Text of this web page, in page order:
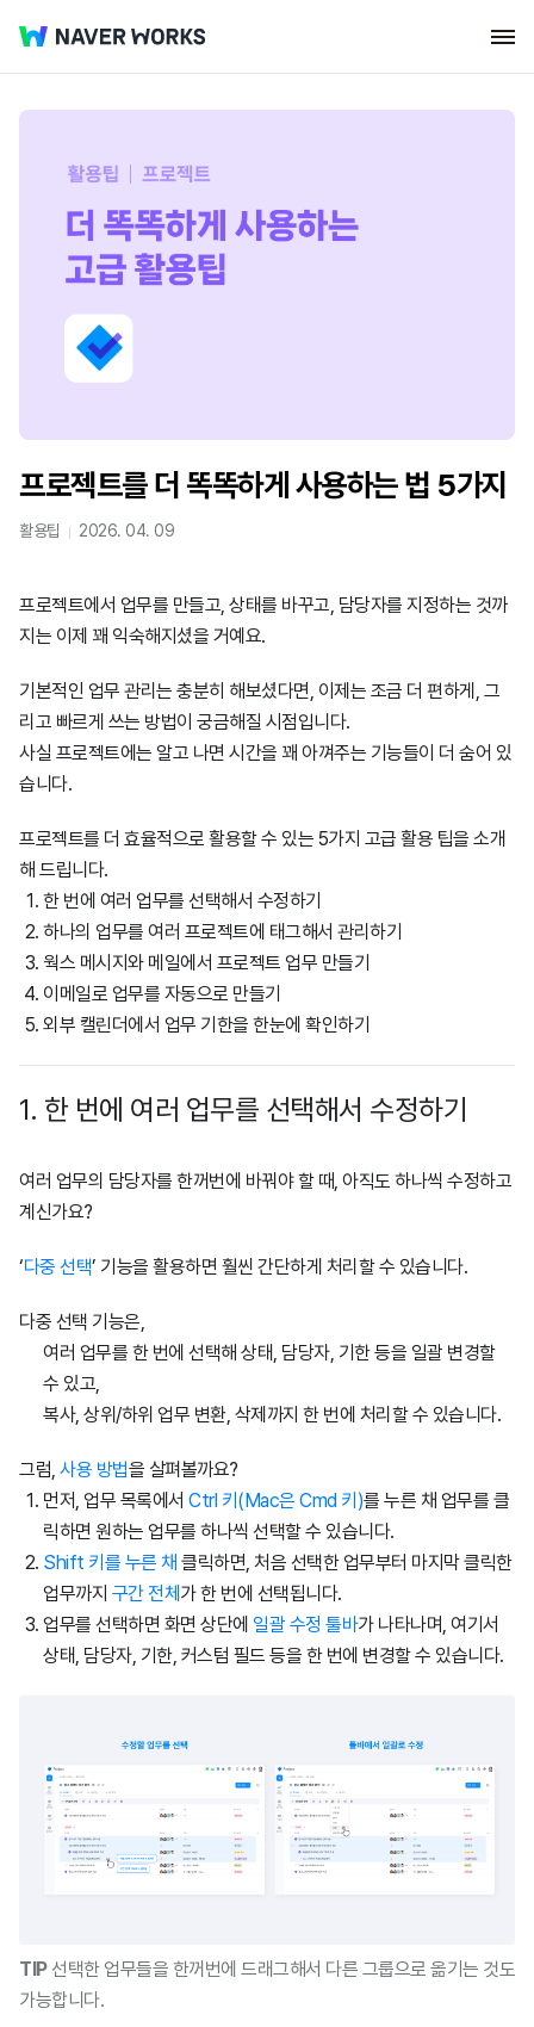
프로젝트를 더 똑똑하게 사용하는 법 5가지
활용팁 2026. 04. 09
프로젝트에서 업무를 만들고, 상태를 바꾸고, 담당자를 지정하는 것까
지는 이제 꽤 익숙해지셨을 거예요.
기본적인 업무 관리는 충분히 해보셨다면, 이제는 조금 더 편하게, 그
리고 빠르게 쓰는 방법이 궁금해질 시점입니다.
사실 프로젝트에는 알고 나면 시간을 꽤 아껴주는 기능들이 더 숨어 있
습니다.
프로젝트를 더 효율적으로 활용할 수 있는 5가지 고급 활용 팁을 소개
해 드립니다.
한 번에 여러 업무를 선택해서 수정하기
하나의 업무를 여러 프로젝트에 태그해서 관리하기
웍스 메시지와 메일에서 프로젝트 업무 만들기
이메일로 업무를 자동으로 만들기
외부 캘린더에서 업무 기한을 한눈에 확인하기
1. 한 번에 여러 업무를 선택해서 수정하기
여러 업무의 담당자를 한꺼번에 바꿔야 할 때, 아직도 하나씩 수정하고
계신가요?
‘다중 선택’ 기능을 활용하면 훨씬 간단하게 처리할 수 있습니다.
다중 선택 기능은,
여러 업무를 한 번에 선택해 상태, 담당자, 기한 등을 일괄 변경할
수 있고,
복사, 상위/하위 업무 변환, 삭제까지 한 번에 처리할 수 있습니다.
그럼, 사용 방법을 살펴볼까요?
먼저, 업무 목록에서 Ctrl 키(Mac은 Cmd 키)를 누른 채 업무를 클
릭하면 원하는 업무를 하나씩 선택할 수 있습니다.
Shift 키를 누른 채 클릭하면, 처음 선택한 업무부터 마지막 클릭한
업무까지 구간 전체 가 한 번에 선택됩니다.
업무를 선택하면 화면 상단에 일괄 수정 툴바가 나타나며, 여기서
상태, 담당자, 기한, 커스텀 필드 등을 한 번에 변경할 수 있습니다.
TIP선택한 업무들을 한꺼번에 드래그해서 다른 그룹으로 옮기는 것도
가능합니다.